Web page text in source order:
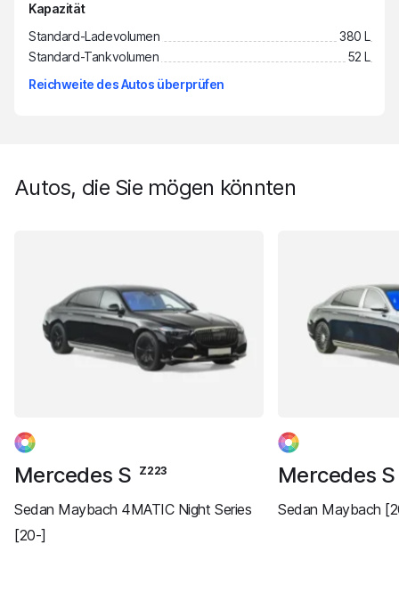
Kapazität
Standard-Ladevolumen
380 L
Standard-Tankvolumen
52 L
Reichweite des Autos überprüfen
Autos, die Sie mögen könnten
Mercedes S Z223
Sedan Maybach 4MATIC Night Series
[20-]
Mercedes S
Sedan Maybach